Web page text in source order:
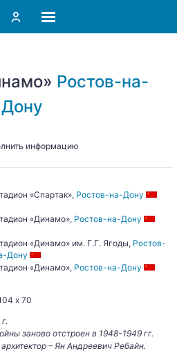
Ростов-на-
Дону
информацию
«Спартак», Ростов-на-Дону
«Динамо», Ростов-на-Дону
«Динамо» им. Г.Г. Ягоды, Ростов-
Дону
«Динамо», Ростов-на-Дону
х 70
заново отстроен в 1948-1949 гг.
– Ян Андреевич Ребайн.